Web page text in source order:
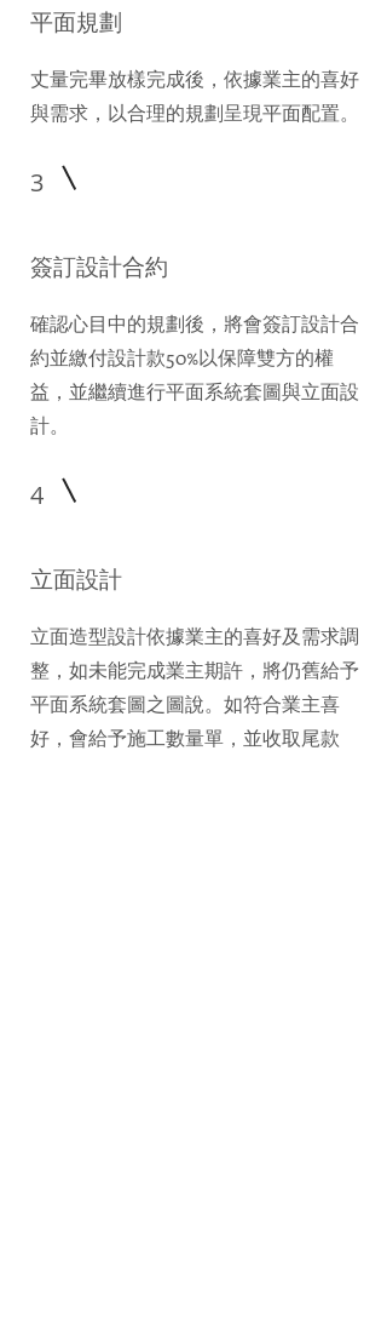
平面規劃
丈量完畢放樣完成後，依據業主的喜好
與需求，以合理的規劃呈現平面配置。
3
​簽訂設計合約
確認心目中的規劃後，將會簽訂設計合
約並繳付設計款50%以保障雙方的權
益，並繼續進行平面系統套圖與立面設
計。
4
立面設計
立面造型設計依據業主的喜好及需求調
整，如未能完成業主期許，將仍舊給予
平面系統套圖之圖說。如符合業主喜
好，會給予施工數量單，並收取尾款